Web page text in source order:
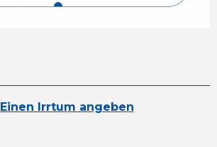
Einen Irrtum angeben